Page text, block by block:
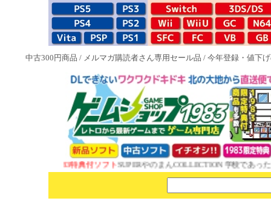
中古300円商品 / メルマガ購読者さん専用セール品 / 今年登録・値下
NEW 1983特典付ソフトSUPERやのまんCOLLECTION 学校であった怖い